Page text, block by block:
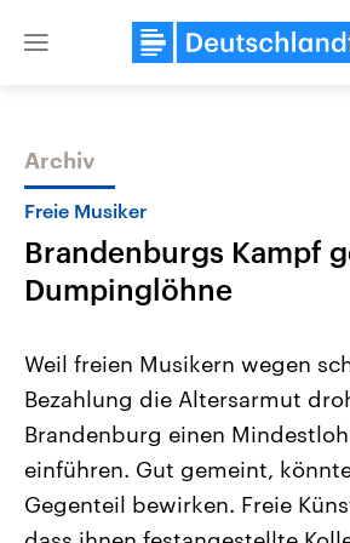
Close
Themen
Landtagswahl Sachsen-Anhalt
2026
Alle Informationen
Sachsen-Anhalt wählt am 6.
September 2026 einen neuen
Landtag. Seit 2021 wird das
Bundesland von einer Koalition aus
Archiv
Freie Musiker
Brandenburgs Kampf
Dumpinglöhne
Weil freien Musikern wegen
Bezahlung die Altersarmut
Brandenburg einen
einführen. Gut gemeint,
Gegenteil bewirken. Freie